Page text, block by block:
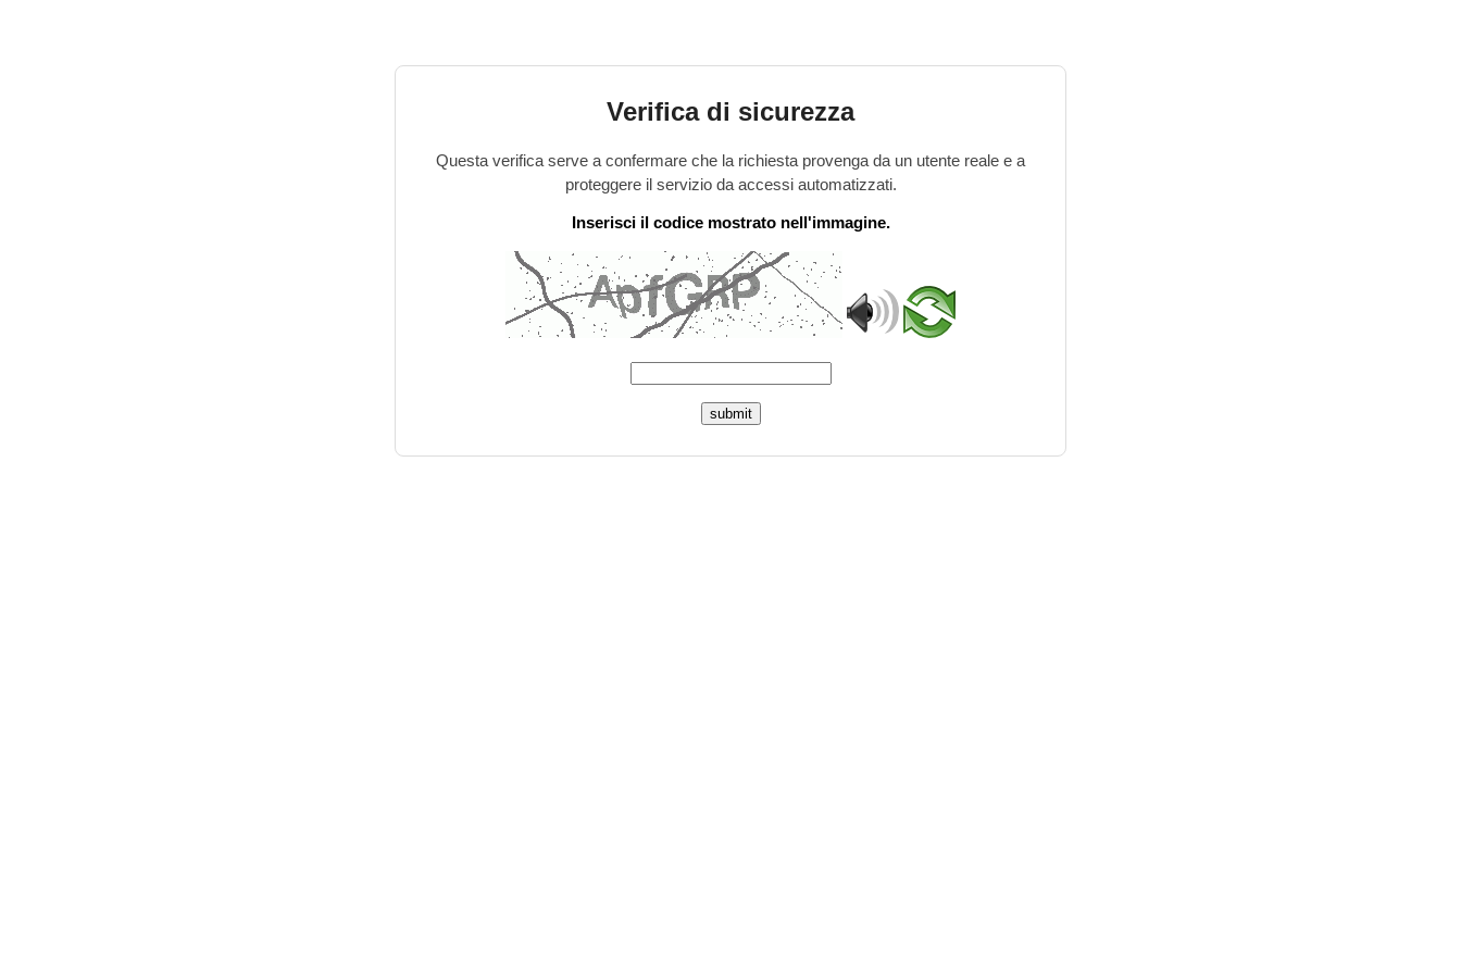
Verifica di sicurezza
Questa verifica serve a confermare che la richiesta provenga da un utente reale e a
proteggere il servizio da accessi automatizzati.
Inserisci il codice mostrato nell'immagine.
submit